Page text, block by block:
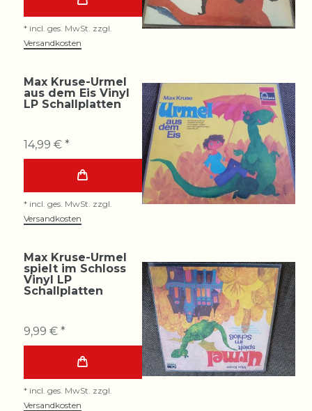
* incl. ges. MwSt. zzgl.
Versandkosten
Max Kruse-Urmel
aus dem Eis Vinyl
LP Schallplatten
14,99 € *
* incl. ges. MwSt. zzgl.
Versandkosten
Max Kruse-Urmel
spielt im Schloss
Vinyl LP
Schallplatten
9,99 € *
* incl. ges. MwSt. zzgl.
Versandkosten